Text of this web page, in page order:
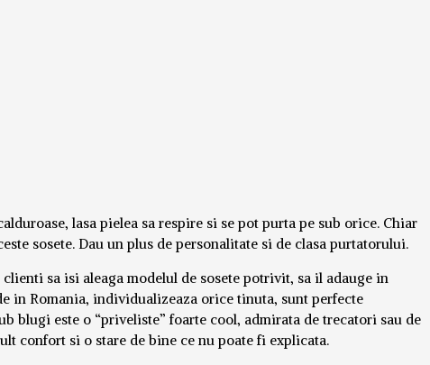
lasa pielea sa respire si se pot purta pe sub orice. Chiar
sosete. Dau un plus de personalitate si de clasa purtatorului.
sa isi aleaga modelul de sosete potrivit, sa il adauge in
in Romania, individualizeaza orice tinuta, sunt perfecte
blugi este o “priveliste” foarte cool, admirata de trecatori sau de
confort si o stare de bine ce nu poate fi explicata.